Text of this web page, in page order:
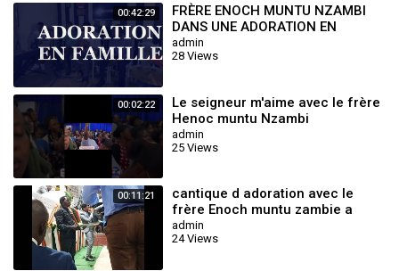
00:42:29
FRÈRE ENOCH MUNTU NZAMBI
DANS UNE ADORATION EN
FAMILLE.
admin
28 Views
00:02:22
Le seigneur m'aime avec le frère
Henoc muntu Nzambi
admin
25 Views
00:11:21
cantique d adoration avec le
frère Enoch muntu zambie a
pointe noire rouge gorge
tabernacle
admin
24 Views